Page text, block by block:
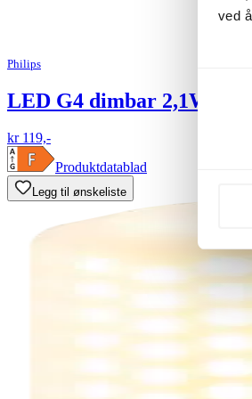
ved
Philips
LED G4 dimbar 2,1W hvit
kr 119,-
Produktdatablad
Legg til ønskeliste